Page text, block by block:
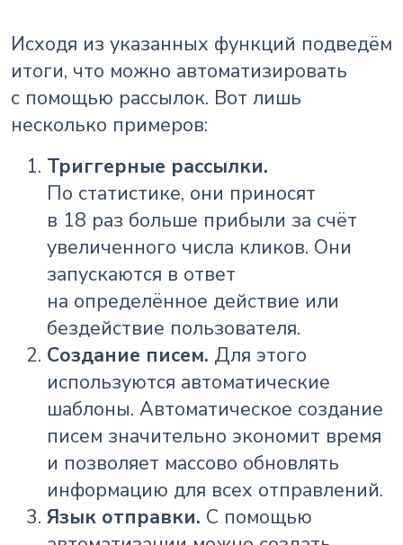
Исходя из указанных функций подведём
итоги, что можно автоматизировать
с помощью рассылок. Вот лишь
несколько примеров:
Триггерные рассылки.
По статистике, они приносят
в 18 раз больше прибыли за счёт
увеличенного числа кликов. Они
запускаются в ответ
на определённое действие или
бездействие пользователя.
Создание писем. Для этого
используются автоматические
шаблоны. Автоматическое создание
писем значительно экономит время
и позволяет массово обновлять
информацию для всех отправлений.
Язык отправки. С помощью